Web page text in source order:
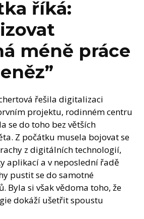
říká:
méně práce
řešila digitalizaci
projektu, rodinném centru
se do toho bez větších
Z počátku musela bojovat se
z digitálních technologií,
aplikací a v neposlední řadě
pustit se do samotné
Byla si však vědoma toho, že
dokáží ušetřit spoustu